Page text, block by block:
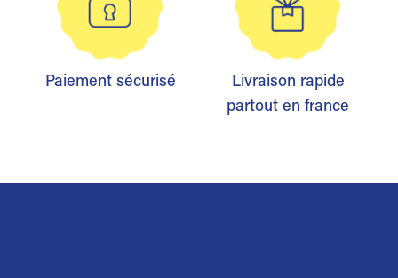
Paiement sécurisé
Livraison rapide
partout en france